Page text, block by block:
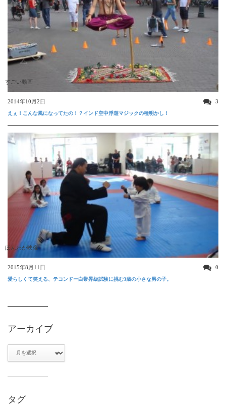
すごい動画
2014年10月2日 3
えぇ！こんな風になってたの！？インド空中浮遊マジックの種明かし！
ほんわか映像
2015年8月11日 0
愛らしくて笑える、テコンドー白帯昇級試験に挑む3歳の小さな男の子。
アーカイブ
タグ